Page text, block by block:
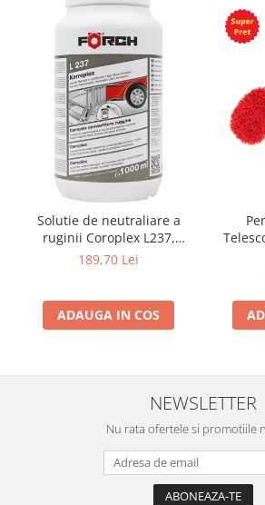
Solutie de neutraliare a
ruginii Coroplex L237,
1000ml, convertor rugina,
189,70 Lei
ADAUGA IN COS
NEWSLETTER
Nu rata ofertele si promotiile